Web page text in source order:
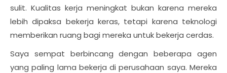
sulit. Kualitas kerja meningkat bukan karena mereka
lebih dipaksa bekerja keras, tetapi karena teknologi
memberikan ruang bagi mereka untuk bekerja cerdas.
Saya sempat berbincang dengan beberapa agen
yang paling lama bekerja di perusahaan saya. Mereka